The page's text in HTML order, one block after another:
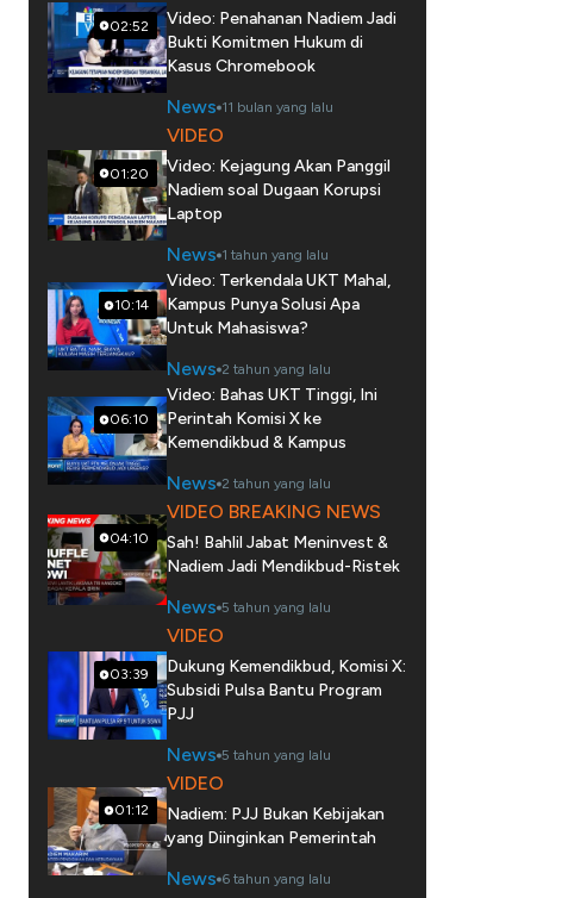
02:52
Video: Penahanan Nadiem Jadi
Bukti Komitmen Hukum di
Kasus Chromebook
News 11 bulan yang lalu
01:20
VIDEO
Video: Kejagung Akan Panggil
Nadiem soal Dugaan Korupsi
Laptop
News 1 tahun yang lalu
10:14
Video: Terkendala UKT Mahal,
Kampus Punya Solusi Apa
Untuk Mahasiswa?
News 2 tahun yang lalu
06:10
Video: Bahas UKT Tinggi, Ini
Perintah Komisi X ke
Kemendikbud & Kampus
News 2 tahun yang lalu
04:10
VIDEO BREAKING NEWS
Sah! Bahlil Jabat Meninvest &
Nadiem Jadi Mendikbud-Ristek
News 5 tahun yang lalu
03:39
VIDEO
Dukung Kemendikbud, Komisi X:
Subsidi Pulsa Bantu Program
PJJ
News 5 tahun yang lalu
01:12
VIDEO
Nadiem: PJJ Bukan Kebijakan
yang Diinginkan Pemerintah
News 6 tahun yang lalu